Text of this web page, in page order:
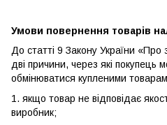
Умови повернення товарів
До статті 9 Закону України «Про
дві причини, через які покупець
обмінюватися купленими
1. якщо товар не відповідає
виробник;